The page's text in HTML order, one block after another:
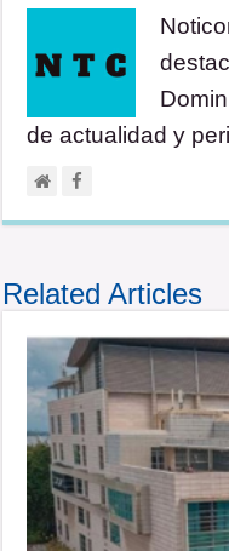
de actualidad y
Related Articles